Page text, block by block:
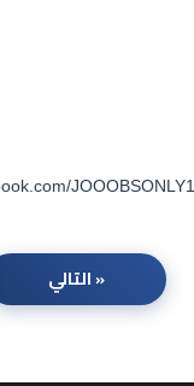
JOOOBSONLY1
« التالي